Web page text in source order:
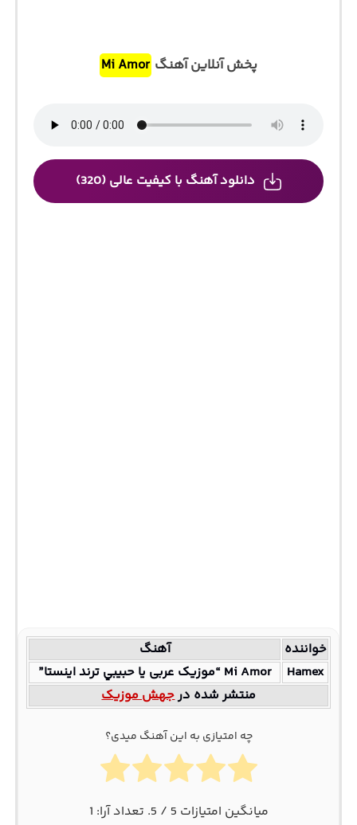
پخش آنلاین آهنگ Mi Amor
دانلود آهنگ با کیفیت عالی (320)
خواننده
آهنگ
Hamex
Mi Amor “موزیک عربی يا حبيبي ترند اینستا”
منتشر شده درجهش موزیک
چه امتیازی به این آهنگ میدی؟
میانگین امتیازات 5 / 5. تعداد آرا: 1